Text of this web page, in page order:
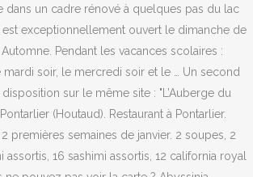
dans un cadre rénové à quelques pas du lac
est exceptionnellement ouvert le dimanche de
Pendant les vacances scolaires :
soir, le mercredi soir et le … Un second
sur le même site : "L’Auberge du
(Houtaud). Restaurant à Pontarlier.
premières semaines de janvier. 2 soupes, 2
assortis, 16 sashimi assortis, 12 california royal